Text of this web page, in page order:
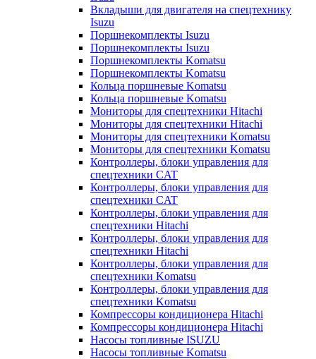
Вкладыши для двигателя на спецтехнику
Isuzu
Поршнекомплекты Isuzu
Поршнекомплекты Isuzu
Поршнекомплекты Komatsu
Поршнекомплекты Komatsu
Кольца поршневые Komatsu
Кольца поршневые Komatsu
Мониторы для спецтехники Hitachi
Мониторы для спецтехники Hitachi
Мониторы для спецтехники Komatsu
Мониторы для спецтехники Komatsu
Контроллеры, блоки управления для
спецтехники CAT
Контроллеры, блоки управления для
спецтехники CAT
Контроллеры, блоки управления для
спецтехники Hitachi
Контроллеры, блоки управления для
спецтехники Hitachi
Контроллеры, блоки управления для
спецтехники Komatsu
Контроллеры, блоки управления для
спецтехники Komatsu
Компрессоры кондиционера Hitachi
Компрессоры кондиционера Hitachi
Насосы топливные ISUZU
Насосы топливные Komatsu